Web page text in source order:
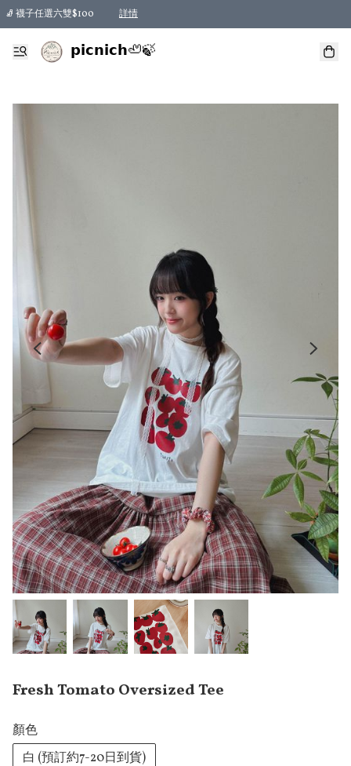
🧦 襪子任選六雙$100 詳情
𝗽𝗶𝗰𝗻𝗶𝗰𝗵🦥🍃
Fresh Tomato Oversized Tee
顏色
白 (預訂約7-20日到貨)